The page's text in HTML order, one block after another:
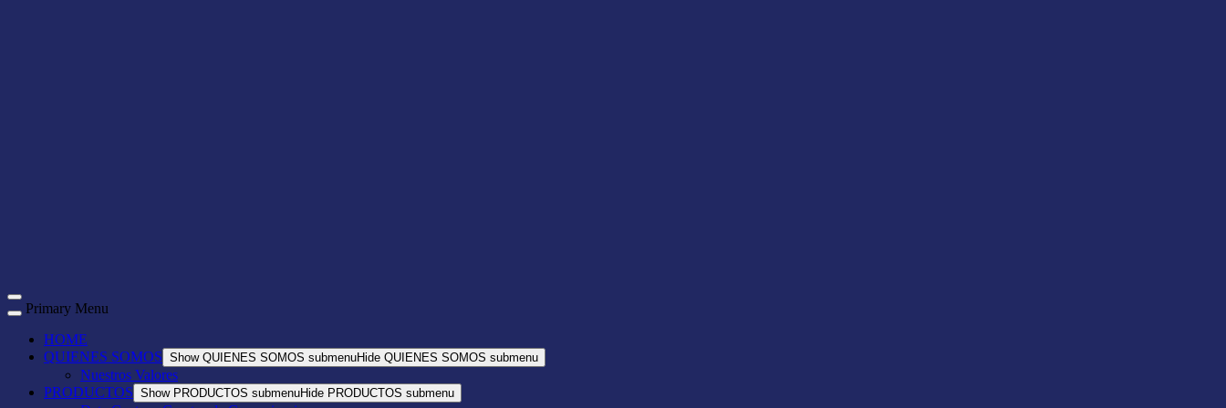
Primary Menu
HOME
QUIENES SOMOS Show QUIENES SOMOS submenuHide QUIENES SOMOS submenu
Nuestros Valores
PRODUCTOS Show PRODUCTOS submenuHide PRODUCTOS submenu